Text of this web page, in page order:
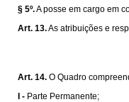
§ 5º.A posse em cargo em
Art. 13.As atribuições e
Art. 14. O Quadro
I - Parte Permanente;